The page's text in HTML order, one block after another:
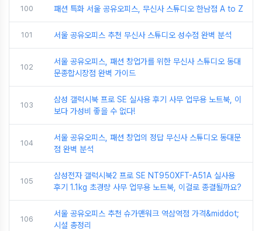
100 패션 특화 서울 공유오피스, 무신사 스튜디오 한남점 A to Z
101 서울 공유오피스 추천 무신사 스튜디오 성수점 완벽 분석
102
서울 공유오피스, 패션 창업가를 위한 무신사 스튜디오 동대
문종합시장점 완벽 가이드
103
삼성 갤럭시북 프로 SE 실사용 후기 사무 업무용 노트북, 이
보다 가성비 좋을 수 없다!
104
서울 공유오피스, 패션 창업의 정답 무신사 스튜디오 동대문
점 완벽 분석
105
삼성전자 갤럭시북2 프로 SE NT950XFT-A51A 실사용
후기 1.1kg 초경량 사무 업무용 노트북, 이걸로 종결될까요?
106
서울 공유오피스 추천 슈가맨워크 역삼역점 가격&middot;
시설 총정리